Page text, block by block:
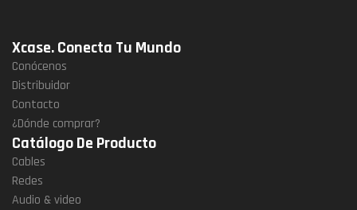
Xcase. Conecta Tu Mundo
Conócenos
Distribuidor
Contacto
¿Dónde comprar?
Catálogo De Producto
Cables
Redes
Audio & video